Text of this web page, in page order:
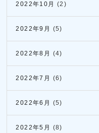
2022年10月 (2)
2022年9月 (5)
2022年8月 (4)
2022年7月 (6)
2022年6月 (5)
2022年5月 (8)